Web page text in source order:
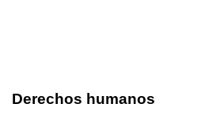
Derechos humanos